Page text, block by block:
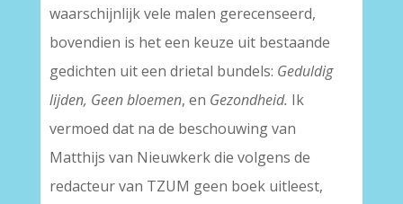
waarschijnlijk vele malen gerecenseerd,
bovendien is het een keuze uit bestaande
gedichten uit een drietal bundels: Geduldig
lijden, Geen bloemen, en Gezondheid. Ik
vermoed dat na de beschouwing van
Matthijs van Nieuwkerk die volgens de
redacteur van TZUM geen boek uitleest,